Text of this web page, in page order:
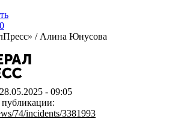
0
/ Алина Юнусова
- 09:05
74/incidents/3381993